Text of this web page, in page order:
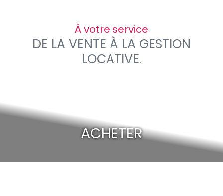
À votre service
DE LA VENTE À LA GESTION
LOCATIVE.
ACHETER